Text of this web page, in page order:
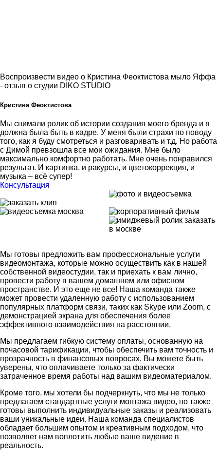
Воспроизвести видео о Кристина Феоктистова мыло Яффа
- отзыв о студии DIKO STUDIO
Кристина Феоктистова
Мы снимали ролик об истории создания моего бренда и я
должна была быть в кадре. У меня были страхи по поводу
того, как я буду смотреться и разговаривать и т.д. Но работа
с Димой превзошла все мои ожидания. Мне было
максимально комфортно работать. Мне очень понравился
результат. И картинка, и ракурсы, и цветокоррекция, и
музыка – всё супер!
Консультация
Мы готовы предложить вам профессиональные услуги
видеомонтажа, которые можно осуществить как в нашей
собственной видеостудии, так и приехать к вам лично,
провести работу в вашем домашнем или офисном
пространстве. И это еще не все! Наша команда также
может провести удаленную работу с использованием
популярных платформ связи, таких как Skype или Zoom, с
демонстрацией экрана для обеспечения более
эффективного взаимодействия на расстоянии.
Мы предлагаем гибкую систему оплаты, основанную на
почасовой тарификации, чтобы обеспечить вам точность и
прозрачность в финансовых вопросах. Вы можете быть
уверены, что оплачиваете только за фактически
затраченное время работы над вашим видеоматериалом.
Кроме того, мы хотели бы подчеркнуть, что мы не только
предлагаем стандартные услуги монтажа видео, но также
готовы выполнить индивидуальные заказы и реализовать
ваши уникальные идеи. Наша команда специалистов
обладает большим опытом и креативным подходом, что
позволяет нам воплотить любые ваше видение в
реальность.